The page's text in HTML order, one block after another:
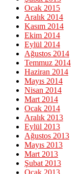
Ocak 2015
Aralık 2014
Kasım 2014
Ekim 2014
Eylül 2014
Ağustos 2014
Temmuz 2014
Haziran 2014
Mayıs 2014
Nisan 2014
Mart 2014
Ocak 2014
Aralık 2013
Eylül 2013
Ağustos 2013
Mayıs 2013
Mart 2013
Şubat 2013
Ocak 2013